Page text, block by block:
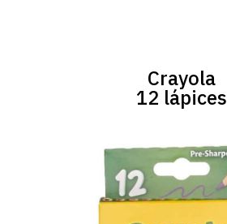
Crayola
12 lápices